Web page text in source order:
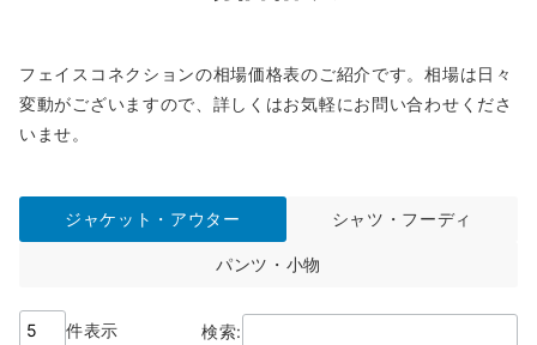
フェイスコネクションの相場価格表のご紹介です。相場は日々
変動がございますので、詳しくはお気軽にお問い合わせくださ
いませ。
ジャケット・アウター シャツ・フーディ
パンツ・小物
件表示 検索: